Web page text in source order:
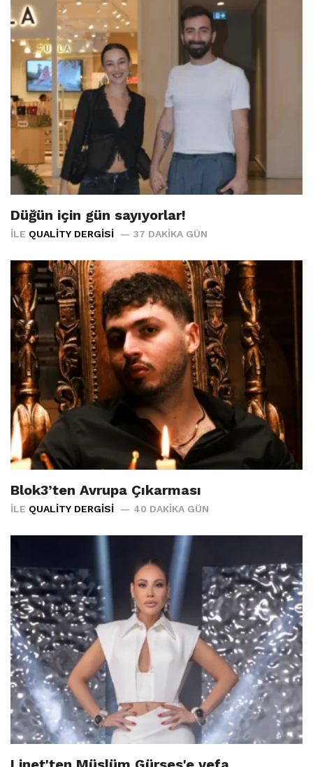
Düğün için gün sayıyorlar!
İLE QUALITY DERGISI 37 DAKIKA GÜN
Blok3’ten Avrupa Çıkarması
İLE QUALITY DERGISI 40 DAKIKA GÜN